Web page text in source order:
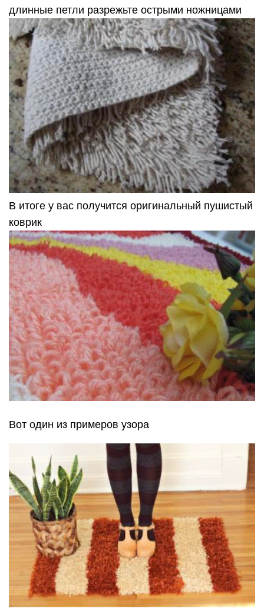
длинные петли разрежьте острыми ножницами
В итоге у вас получится оригинальный пушистый
коврик
Вот один из примеров узора